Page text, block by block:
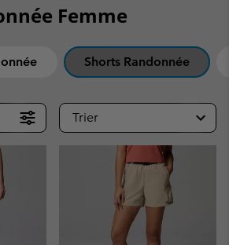
Femme
Shorts Randonnée
Trier